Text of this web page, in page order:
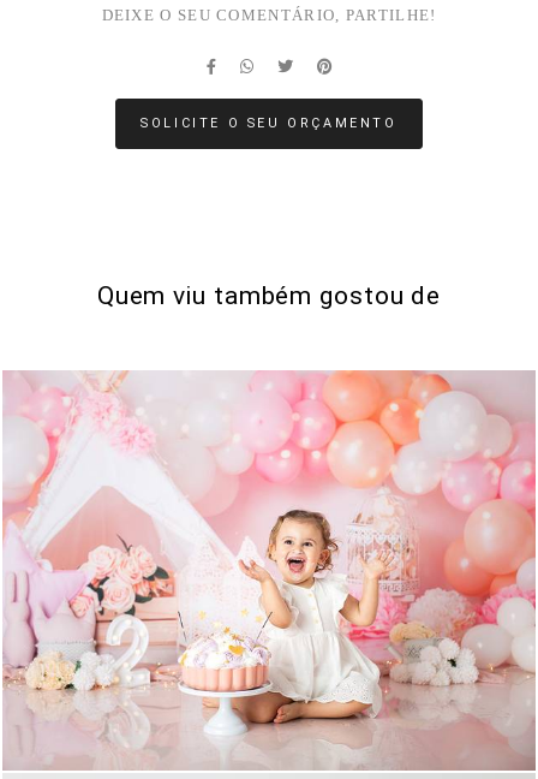
DEIXE O SEU COMENTÁRIO, PARTILHE!
SOLICITE O SEU ORÇAMENTO
Quem viu também gostou de
7